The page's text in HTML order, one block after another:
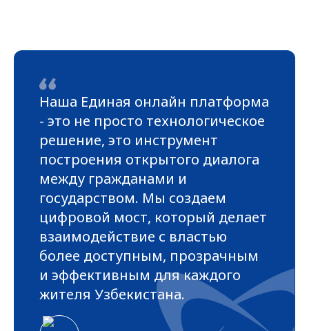
Наша Единая онлайн платформа
- это не просто технологическое
решение, это инструмент
построения открытого диалога
между гражданами и
государством. Мы создаем
цифровой мост, который делает
взаимодействие с властью
более доступным, прозрачным
и эффективным для каждого
жителя Узбекистана.